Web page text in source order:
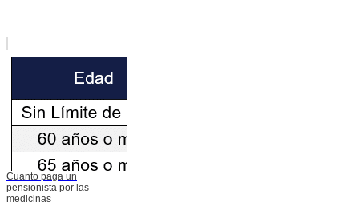
Cuanto paga un
pensionista por las
medicinas